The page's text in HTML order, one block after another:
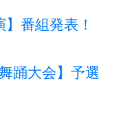
】番組発表！
踊大会】予選